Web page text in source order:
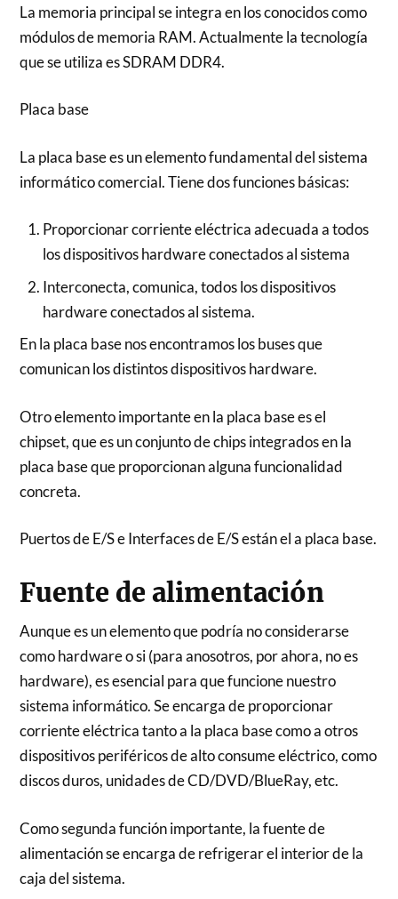
La memoria principal se integra en los conocidos como
módulos de memoria RAM. Actualmente la tecnología
que se utiliza es SDRAM DDR4.
Placa base
La placa base es un elemento fundamental del sistema
informático comercial. Tiene dos funciones básicas:
Proporcionar corriente eléctrica adecuada a todos
los dispositivos hardware conectados al sistema
Interconecta, comunica, todos los dispositivos
hardware conectados al sistema.
En la placa base nos encontramos los buses que
comunican los distintos dispositivos hardware.
Otro elemento importante en la placa base es el
chipset, que es un conjunto de chips integrados en la
placa base que proporcionan alguna funcionalidad
concreta.
Puertos de E/S e Interfaces de E/S están el a placa base.
Fuente de alimentación
Aunque es un elemento que podría no considerarse
como hardware o si (para anosotros, por ahora, no es
hardware), es esencial para que funcione nuestro
sistema informático. Se encarga de proporcionar
corriente eléctrica tanto a la placa base como a otros
dispositivos periféricos de alto consume eléctrico, como
discos duros, unidades de CD/DVD/BlueRay, etc.
Como segunda función importante, la fuente de
alimentación se encarga de refrigerar el interior de la
caja del sistema.